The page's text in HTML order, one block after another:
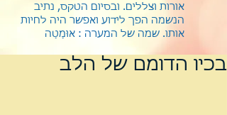
אורות וצללים. ובסיום הטקס, נתיב
הנשמה הפך לידוע ואפשר היה לחיות
אותו. שמה של המערה : אוּמַטַה
בכיו הדומם של הלב